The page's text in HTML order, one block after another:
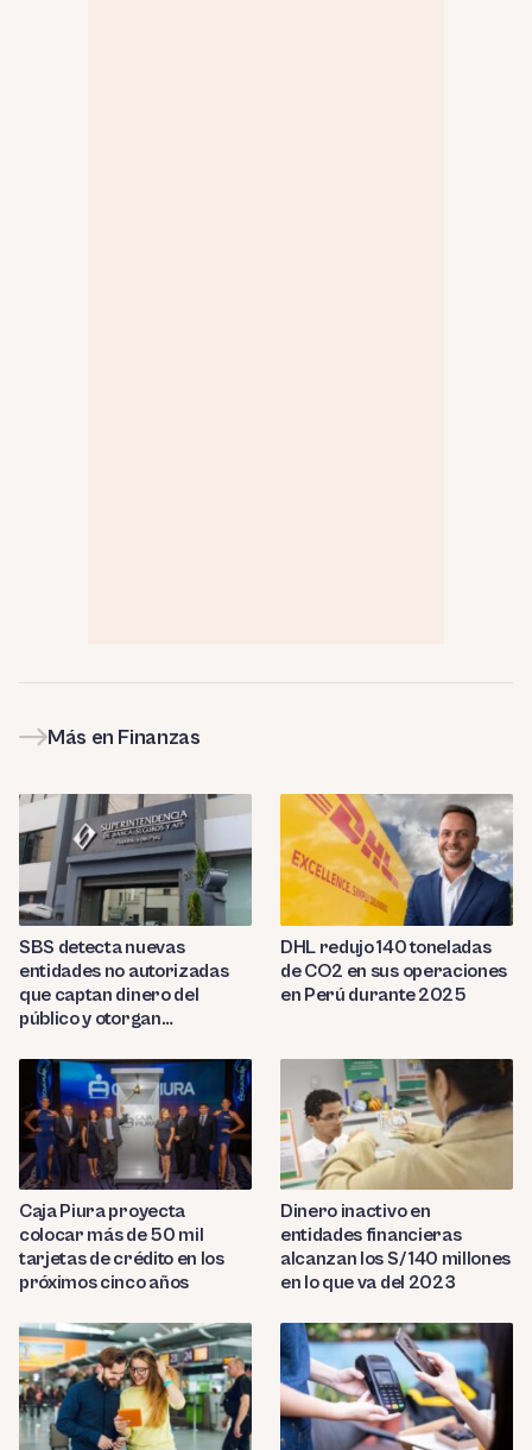
Más en Finanzas
SBS detecta nuevas
entidades no autorizadas
que captan dinero del
público y otorgan
DHL redujo 140 toneladas
de CO2 en sus operaciones
en Perú durante 2025
Caja Piura proyecta
colocar más de 50 mil
tarjetas de crédito en los
próximos cinco años
Dinero inactivo en
entidades financieras
alcanzan los S/ 140 millones
en lo que va del 2023